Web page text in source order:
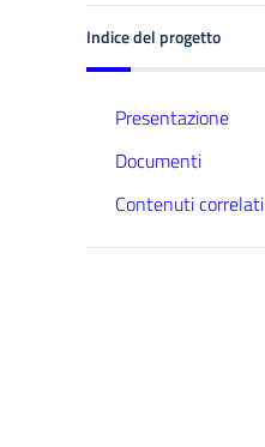
Indice del progetto
Presentazione
Documenti
Contenuti correlati